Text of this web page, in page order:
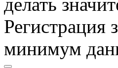
Регистрация
минимум